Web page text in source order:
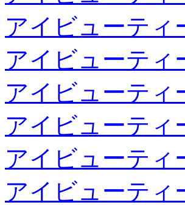
アイビューティ
アイビューティ
アイビューティ
アイビューティ
アイビューティ
アイビューティ